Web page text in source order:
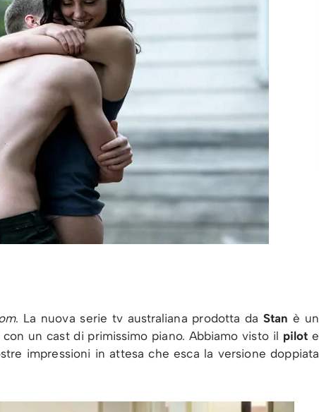
. La nuova serie tv australiana prodotta da Stan è un
un cast di primissimo piano. Abbiamo visto il pilot e
impressioni in attesa che esca la versione doppiata